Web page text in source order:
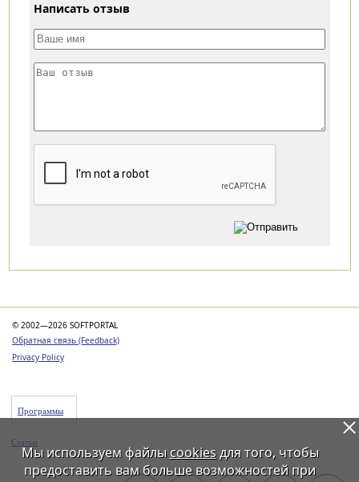
Написать отзыв
© 2002—2026 SOFTPORTAL
Обратная связь (Feedback)
Privacy Policy
Программы
Статьи
Мы используем файлы cookiesдля того, чтобы
предоставить вам больше возможностей при